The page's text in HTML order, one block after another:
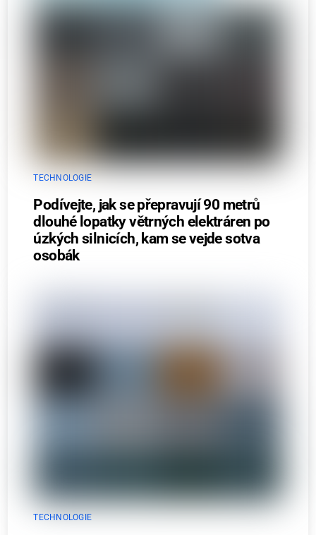
TECHNOLOGIE
Podívejte, jak se přepravují 90 metrů
dlouhé lopatky větrných elektráren po
úzkých silnicích, kam se vejde sotva
osobák
TECHNOLOGIE